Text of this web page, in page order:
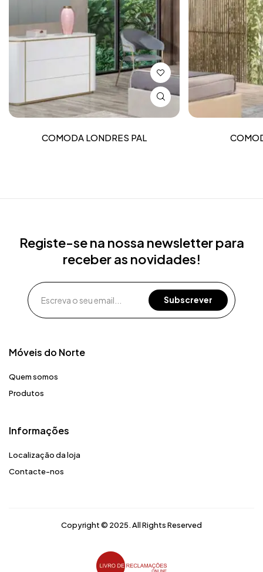
COMODA LONDRES PAL
Móveis do Norte​
Quem somos
Produtos
Registe-se na nossa newsletter para
receber as novidades!
Informações
Localização da loja
Contacte-nos
Copyright © 2025. All Rights Reserved